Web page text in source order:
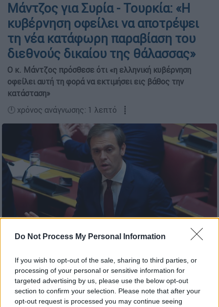
Do Not Process My Personal Information
If you wish to opt-out of the sale, sharing to third parties, or
processing of your personal or sensitive information for
targeted advertising by us, please use the below opt-out
section to confirm your selection. Please note that after your
opt-out request is processed you may continue seeing
Μάντζος για Συρία - Τουρκία: «Η
κυβέρνηση οφείλει να αποτρέψει
τη νέα κατάφωρη παραβίαση του
διεθνούς δικαίου της θάλασσας»
Ο κ. Μάντζος πρόσθεσε ότι «η ελληνική κυβέρνηση
οφείλει αυτή τη φορά να εκτιμήσει εις βάθος την
κατάσταση»
🕛 χρόνος ανάγνωσης: 1 λεπτό ┋
Προσθέστε το ΕΘΝΟΣ στη Google